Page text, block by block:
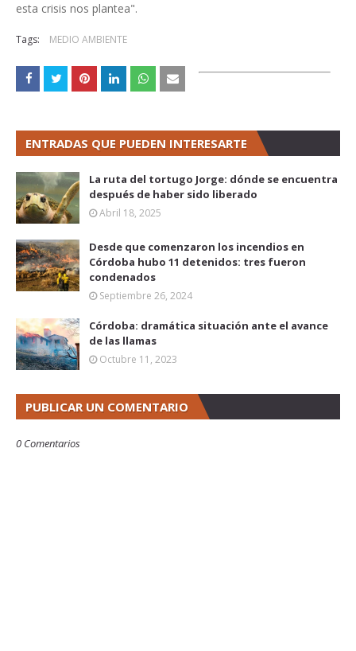
esta crisis nos plantea".
Tags: MEDIO AMBIENTE
ENTRADAS QUE PUEDEN INTERESARTE
La ruta del tortugo Jorge: dónde se encuentra
después de haber sido liberado
Abril 18, 2025
Desde que comenzaron los incendios en
Córdoba hubo 11 detenidos: tres fueron
condenados
Septiembre 26, 2024
Córdoba: dramática situación ante el avance
de las llamas
Octubre 11, 2023
PUBLICAR UN COMENTARIO
0 Comentarios